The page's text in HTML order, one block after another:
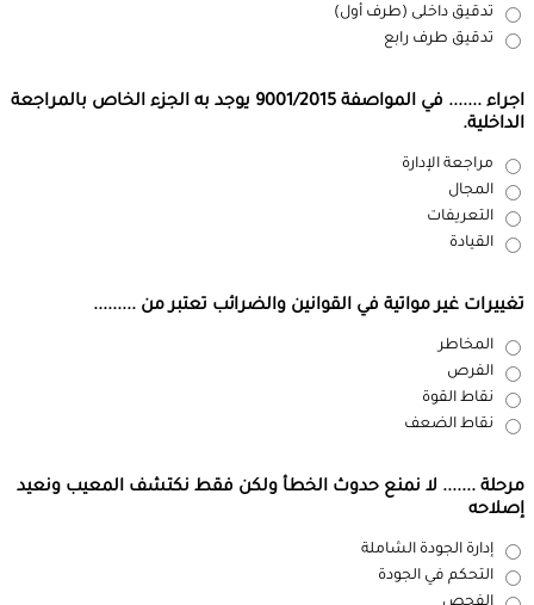
تدقيق داخلى (طرف أول)
تدقيق طرف رابع
اجراء ....... في المواصفة 9001/2015 يوجد به الجزء الخاص بالمراجعة
الداخلية.
مراجعة الإدارة
المجال
التعريفات
القيادة
تغييرات غير مواتية في القوانين والضرائب تعتبر من .........
المخاطر
الفرص
نقاط القوة
نقاط الضعف
مرحلة ....... لا نمنع حدوث الخطأ ولكن فقط نكتشف المعيب ونعيد
إصلاحه
إدارة الجودة الشاملة
التحكم في الجودة